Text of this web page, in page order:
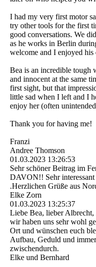
I had my very first motor
try other tools for the first
good conversations. We
as he works in Berlin
welcome and I enjoyed his
Bea is an incredible tough
and innocent at the same
first sight, but that
little sad when I left and I
enjoy her (often
Thank you for having me!
Franzi
Andree Thomson
01.03.2023 13:26:53
Sehr schöner Beitrag im
DAVON!! Sehr
.Herzlichen Grüße aus
Elke Zorn
01.03.2023 13:25:37
Liebe Bea, lieber Albrecht,
wir haben uns sehr wohl
Ort und wünschen euch
Aufbau, Geduld und
zwischendurch.
Elke und Bernhard